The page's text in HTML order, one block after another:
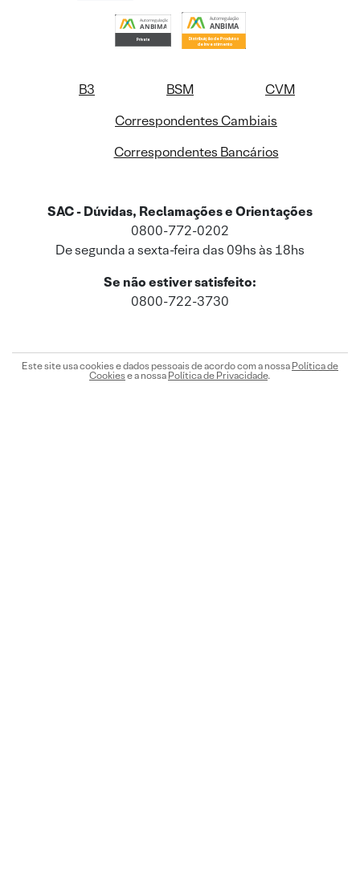
B3 BSM
CVM
Correspondentes Cambiais
Correspondentes Bancários
SAC - Dúvidas, Reclamações e Orientações
0800-772-0202
De segunda a sexta-feira das 09hs às 18hs
Se não estiver satisfeito:
0800-722-3730
Este site usa cookies e dados pessoais de acordo com a nossa Política de
Cookiese a nossa Política de Privacidade.